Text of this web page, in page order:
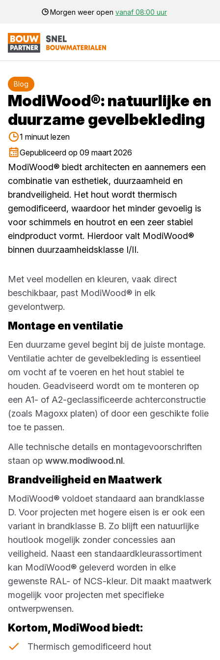
Morgen weer open vanaf 08:00 uur
Blog
ModiWood®: natuurlijke en
duurzame gevelbekleding
1 minuut lezen
Gepubliceerd op 09 maart 2026
ModiWood® biedt architecten en aannemers een
combinatie van esthetiek, duurzaamheid en
brandveiligheid. Het hout wordt thermisch
gemodificeerd, waardoor het minder gevoelig is
voor schimmels en houtrot en een zeer stabiel
eindproduct vormt. Hierdoor valt ModiWood®
binnen duurzaamheidsklasse I/II.
Met veel modellen en kleuren, vaak direct
beschikbaar, past ModiWood® in elk
gevelontwerp.
Montage en ventilatie
Een duurzame gevel begint bij de juiste montage.
Ventilatie achter de gevelbekleding is essentieel
om vocht af te voeren en het hout stabiel te
houden. Geadviseerd wordt om te monteren op
een A1- of A2-geclassificeerde achterconstructie
(zoals Magoxx platen) of door een geschikte folie
toe te passen.
Alle technische details en montagevoorschriften
staan op www.modiwood.nl.
Brandveiligheid en Maatwerk
ModiWood® voldoet standaard aan brandklasse
D. Voor projecten met hogere eisen is er ook een
variant in brandklasse B. Zo blijft een natuurlijke
houtlook mogelijk zonder concessies aan
veiligheid. Naast een standaardkleurassortiment
kan ModiWood® geleverd worden in elke
gewenste RAL- of NCS-kleur. Dit maakt maatwerk
mogelijk voor projecten met specifieke
ontwerpwensen.
Kortom, ModiWood biedt:
Thermisch gemodificeerd hout